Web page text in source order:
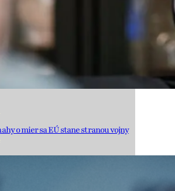
o mier sa EÚ stane stranou vojny